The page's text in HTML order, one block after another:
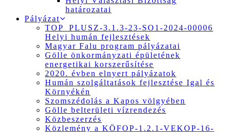
határozatai
Pályázat
TOP_PLUSZ-3.1.3-23-SO1-2024-00006
Helyi humán fejlesztések
Magyar Falu program pályázatai
Gölle önkormányzati épületének
energetikai korszerűsítése
2020. évben elnyert pályázatok
Humán szolgáltatások fejlesztése Igal és
Környékén
Szomszédolás a Kapos völgyében
Gölle belterületi vízrendezés
Közbeszerzés
Közlemény a KÖFOP-1.2.1-VEKOP-16-